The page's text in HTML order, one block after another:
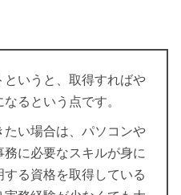
いうと、取得すればや
るという点です。
い場合は、パソコンや
に必要なスキルが身に
る資格を取得している